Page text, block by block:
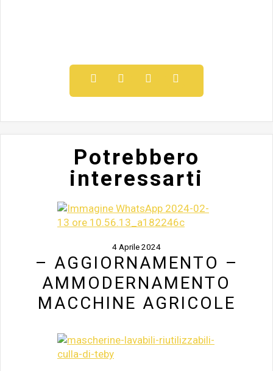
Potrebbero
interessarti
4 Aprile 2024
– AGGIORNAMENTO –
AMMODERNAMENTO
MACCHINE AGRICOLE